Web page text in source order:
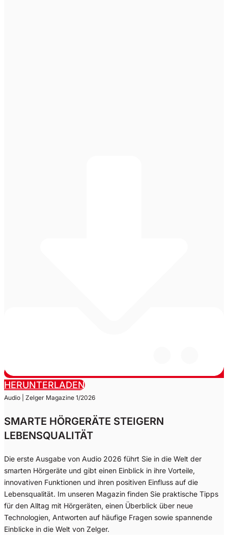
HERUNTERLADEN
Audio | Zelger Magazine 1/2026
SMARTE HÖRGERÄTE STEIGERN
LEBENSQUALITÄT
Die erste Ausgabe von Audio 2026 führt Sie in die Welt der
smarten Hörgeräte und gibt einen Einblick in ihre Vorteile,
innovativen Funktionen und ihren positiven Einfluss auf die
Lebensqualität. Im unseren Magazin finden Sie praktische Tipps
für den Alltag mit Hörgeräten, einen Überblick über neue
Technologien, Antworten auf häufige Fragen sowie spannende
Einblicke in die Welt von Zelger.